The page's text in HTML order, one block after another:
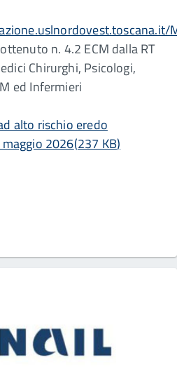
n. 4.2 ECM dalla RT
Chirurghi, Psicologi,
ed Infermieri
alto rischio eredo
2026(237 KB)